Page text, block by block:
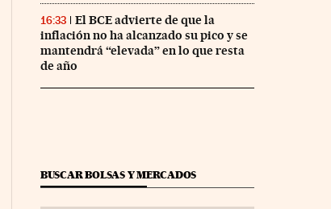
16:33
El BCE advierte de que la
inflación no ha alcanzado su pico y se
mantendrá “elevada” en lo que resta
de año
BUSCAR BOLSAS Y MERCADOS